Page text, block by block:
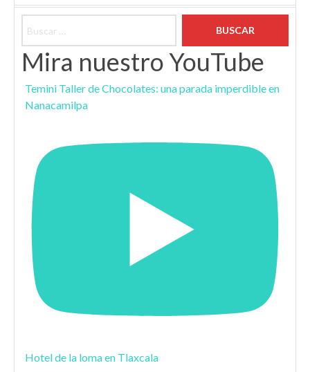
Mira nuestro YouTube
Temini Taller de Chocolates: una parada imperdible en
Nanacamilpa
Hotel de la loma en Tlaxcala